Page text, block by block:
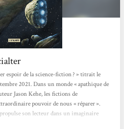
espoir de la science-fiction ? » titrait le
2021. Dans un monde « apathique de
Jason Kehe, les fictions de
pouvoir de nous « réparer ».
son lecteur dans un imaginaire